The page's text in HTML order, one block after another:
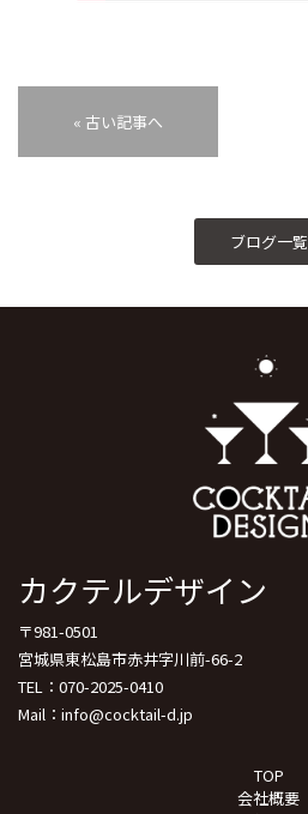
« 古い記事へ
ブログ一覧
カクテルデザイン
〒981-0501
宮城県東松島市赤井字川前-66-2
TEL：070-2025-0410
Mail：info@cocktail-d.jp
TOP
会社概要